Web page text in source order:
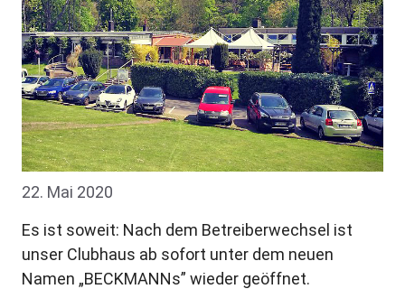
22. Mai 2020
Es ist soweit: Nach dem Betreiberwechsel ist
unser Clubhaus ab sofort unter dem neuen
Namen „BECKMANNs” wieder geöffnet.